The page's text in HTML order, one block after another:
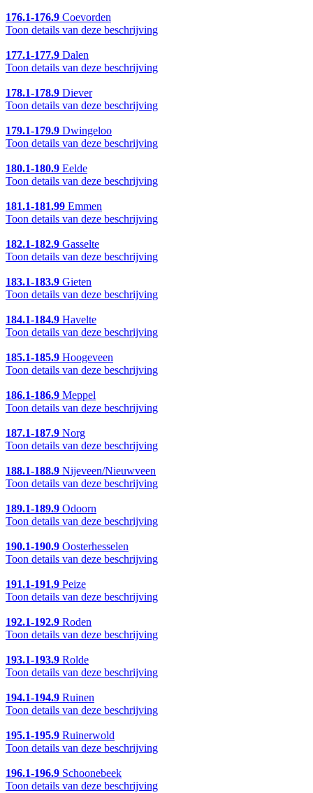
176.1-176.9 Coevorden
Toon details van deze beschrijving
177.1-177.9 Dalen
Toon details van deze beschrijving
178.1-178.9 Diever
Toon details van deze beschrijving
179.1-179.9 Dwingeloo
Toon details van deze beschrijving
180.1-180.9 Eelde
Toon details van deze beschrijving
181.1-181.99 Emmen
Toon details van deze beschrijving
182.1-182.9 Gasselte
Toon details van deze beschrijving
183.1-183.9 Gieten
Toon details van deze beschrijving
184.1-184.9 Havelte
Toon details van deze beschrijving
185.1-185.9 Hoogeveen
Toon details van deze beschrijving
186.1-186.9 Meppel
Toon details van deze beschrijving
187.1-187.9 Norg
Toon details van deze beschrijving
188.1-188.9 Nijeveen/Nieuwveen
Toon details van deze beschrijving
189.1-189.9 Odoorn
Toon details van deze beschrijving
190.1-190.9 Oosterhesselen
Toon details van deze beschrijving
191.1-191.9 Peize
Toon details van deze beschrijving
192.1-192.9 Roden
Toon details van deze beschrijving
193.1-193.9 Rolde
Toon details van deze beschrijving
194.1-194.9 Ruinen
Toon details van deze beschrijving
195.1-195.9 Ruinerwold
Toon details van deze beschrijving
196.1-196.9 Schoonebeek
Toon details van deze beschrijving